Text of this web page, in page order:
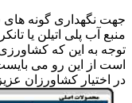
جهت نگهداری گونه های
منبع آب پلی اتیلن یا
توجه به این که
است از این رو می
در اختیار کشاورزان